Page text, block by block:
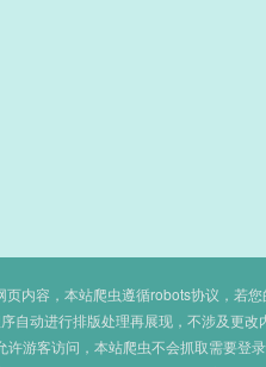
内容，本站爬虫遵循robots协议，若
自动进行排版处理再展现，不涉及更改
游客访问，本站爬虫不会抓取需要登